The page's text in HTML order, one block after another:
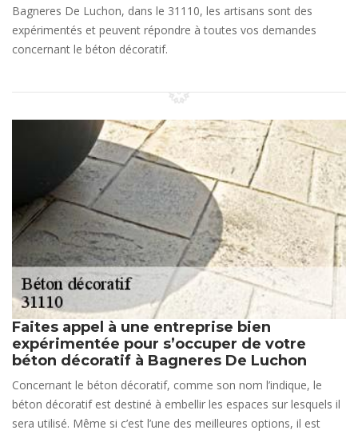
Bagneres De Luchon, dans le 31110, les artisans sont des
expérimentés et peuvent répondre à toutes vos demandes
concernant le béton décoratif.
Faites appel à une entreprise bien
expérimentée pour s’occuper de votre
béton décoratif à Bagneres De Luchon
Concernant le béton décoratif, comme son nom l’indique, le
béton décoratif est destiné à embellir les espaces sur lesquels il
sera utilisé. Même si c’est l’une des meilleures options, il est